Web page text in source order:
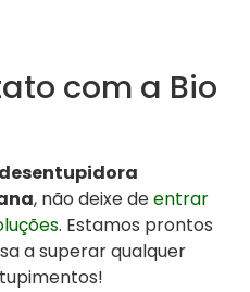
com a Bio
desentupidora
, não deixe deentrar
. Estamos prontos
a superar qualquer